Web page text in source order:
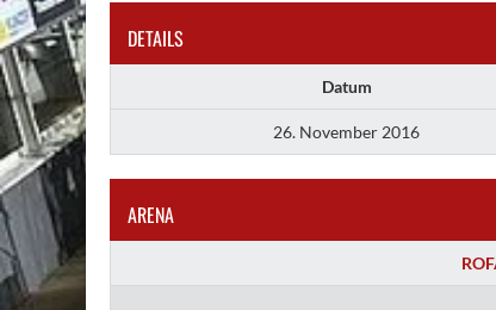
DETAILS
Datum
26. November 2016
ARENA